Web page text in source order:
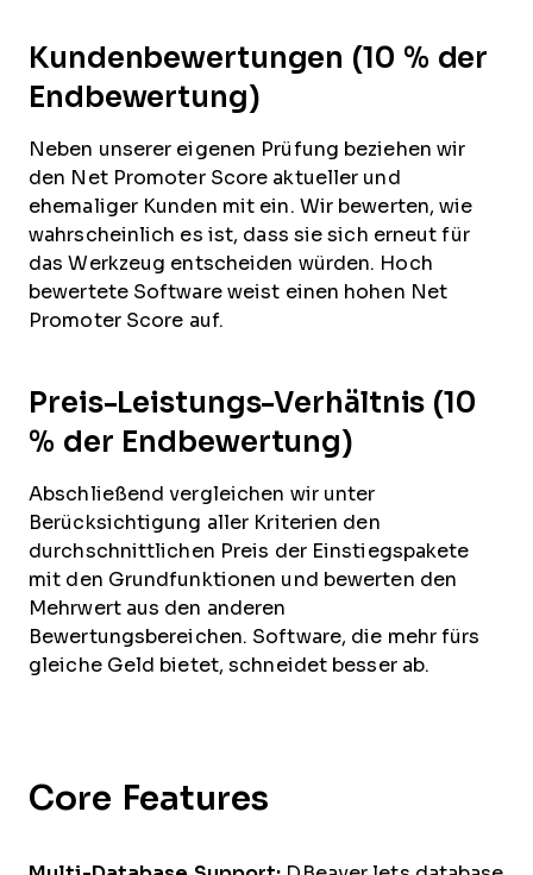
Kundenbewertungen (10 % der
Endbewertung)
Neben unserer eigenen Prüfung beziehen wir
den Net Promoter Score aktueller und
ehemaliger Kunden mit ein. Wir bewerten, wie
wahrscheinlich es ist, dass sie sich erneut für
das Werkzeug entscheiden würden. Hoch
bewertete Software weist einen hohen Net
Promoter Score auf.
Preis-Leistungs-Verhältnis (10
% der Endbewertung)
Abschließend vergleichen wir unter
Berücksichtigung aller Kriterien den
durchschnittlichen Preis der Einstiegspakete
mit den Grundfunktionen und bewerten den
Mehrwert aus den anderen
Bewertungsbereichen. Software, die mehr fürs
gleiche Geld bietet, schneidet besser ab.
Core Features